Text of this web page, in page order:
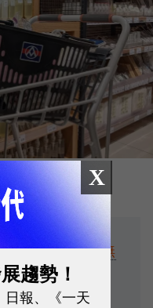
洶！全聯攜手無
鎖賣場新對手
X
趨勢！
日報、《一天